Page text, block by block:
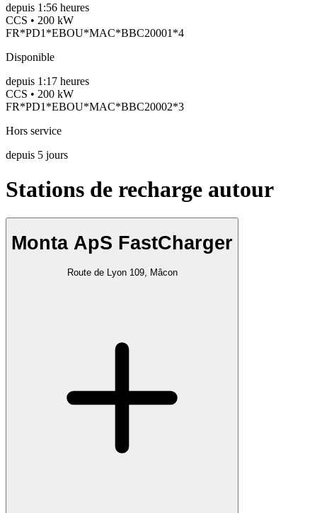
depuis 1:56 heures
CCS • 200 kW
FR*PD1*EBOU*MAC*BBC20001*4
Disponible
depuis 1:17 heures
CCS • 200 kW
FR*PD1*EBOU*MAC*BBC20002*3
Hors service
depuis 5 jours
Stations de recharge autour
Monta ApS FastCharger
Route de Lyon 109, Mâcon